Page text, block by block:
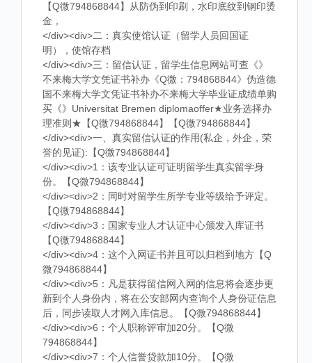
【Q微794868844】从防伪到印刷，水印底纹到钢印烫
金，
</div><div>二：真实使馆认证（留学人员回国证
明），使馆存档
</div><div>三：留信认证，留学生信息网站可查《》
不来梅大学文凭证书补办《Q微：794868844》伪造德
国不来梅大学文凭证书补办不来梅大学毕业证成绩单购
买《》Universitat Bremen diplomaoffer★业务选择办
理准则★【Q微794868844】【Q微794868844】
</div><div>一、真实留信认证的作用(私企，外企，荣
誉的见证):【Q微794868844】
</div><div>1：该专业认证可证明留学生真实留学身
份。【Q微794868844】
</div><div>2：同时对留学生所学专业等级给予评定。
【Q微794868844】
</div><div>3：国家专业人才认证中心颁发入库证书
【Q微794868844】
</div><div>4：这个入网证书并且可以归档到地方【Q
微794868844】
</div><div>5：凡是获得留信网入网的信息将会逐步更
新到个人身份内，将在公安部网内查询个人身份证信息
后，同步读取人才网入库信息。【Q微794868844】
</div><div>6：个人职称评审加20分。【Q微
794868844】
</div><div>7：个人信誉贷款加10分。【Q微